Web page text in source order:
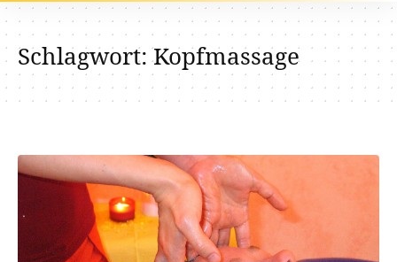
Schlagwort:Kopfmassage